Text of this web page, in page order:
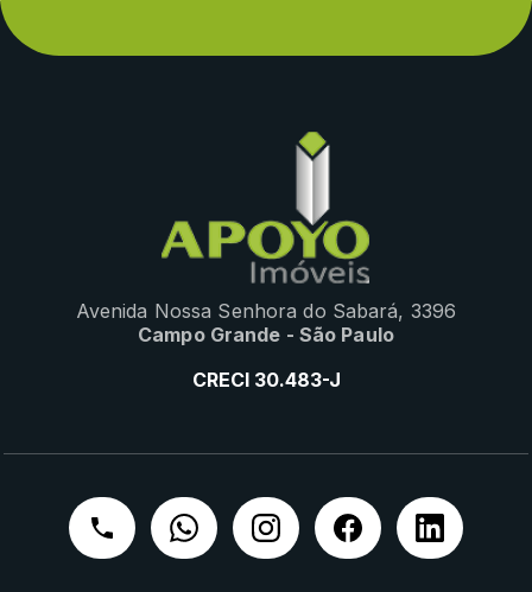
Avenida Nossa Senhora do Sabará, 3396
Campo Grande - São Paulo
CRECI 30.483-J